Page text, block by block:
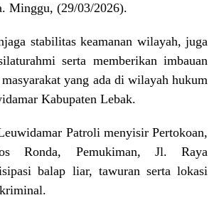
Minggu, (29/03/2026).
stabilitas keamanan wilayah, juga
serta memberikan imbauan
yang ada di wilayah hukum
Kabupaten Lebak.
Patroli menyisir Pertokoan,
Ronda, Pemukiman, Jl. Raya
balap liar, tawuran serta lokasi